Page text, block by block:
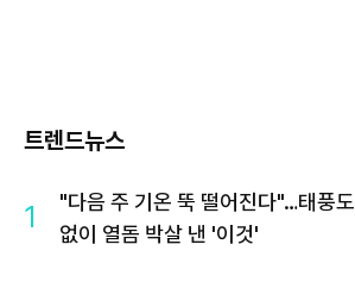
트렌드뉴스
1
"다음 주 기온 뚝 떨어진다"…태풍도
없이 열돔 박살 낸 '이것'